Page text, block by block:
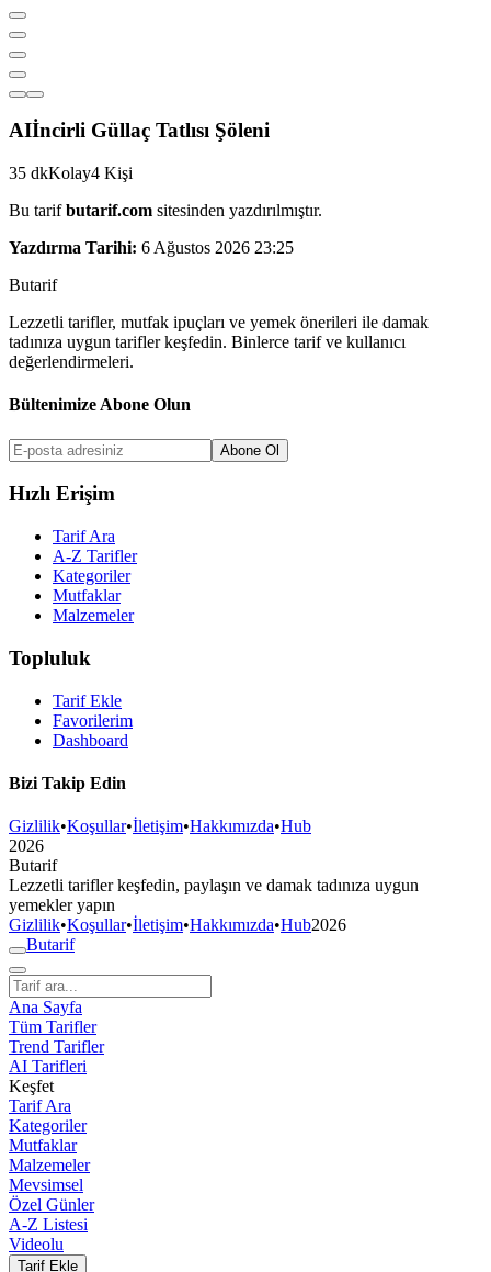
AIİncirli Güllaç Tatlısı Şöleni
35 dkKolay4 Kişi
Bu tarifbutarif.com sitesinden yazdırılmıştır.
Yazdırma Tarihi: 6 Ağustos 2026 23:25
Butarif
Lezzetli tarifler, mutfak ipuçları ve yemek önerileri ile damak
tadınıza uygun tarifler keşfedin. Binlerce tarif ve kullanıcı
değerlendirmeleri.
Bültenimize Abone Olun
Abone Ol
Hızlı Erişim
Tarif Ara
A-Z Tarifler
Kategoriler
Mutfaklar
Malzemeler
Topluluk
Tarif Ekle
Favorilerim
Dashboard
Bizi Takip Edin
Gizlilik•Koşullar•İletişim•Hakkımızda•Hub
2026
Butarif
Lezzetli tarifler keşfedin, paylaşın ve damak tadınıza uygun
yemekler yapın
Gizlilik•Koşullar•İletişim•Hakkımızda•Hub2026
Butarif
Ana Sayfa
Tüm Tarifler
Trend Tarifler
AI Tarifleri
Keşfet
Tarif Ara
Kategoriler
Mutfaklar
Malzemeler
Mevsimsel
Özel Günler
A-Z Listesi
Videolu
Tarif Ekle